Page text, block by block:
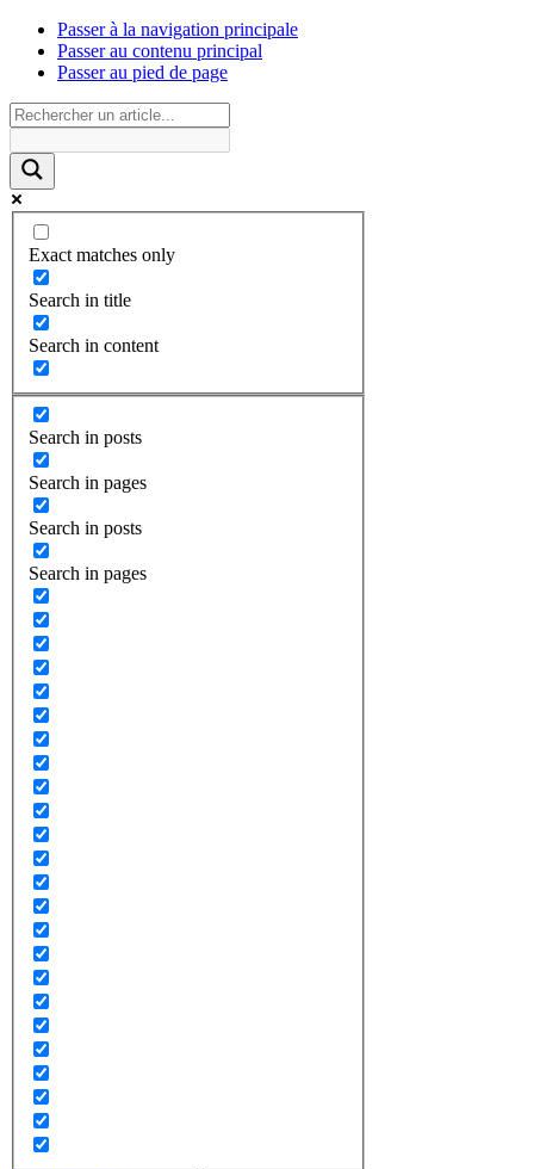
Passer à la navigation principale
Passer au contenu principal
Passer au pied de page
Exact matches only
Search in title
Search in content
Search in posts
Search in pages
Search in posts
Search in pages